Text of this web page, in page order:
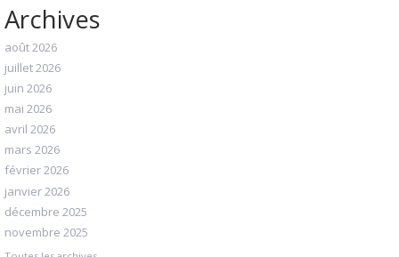
Archives
août 2026
juillet 2026
juin 2026
mai 2026
avril 2026
mars 2026
février 2026
janvier 2026
décembre 2025
novembre 2025